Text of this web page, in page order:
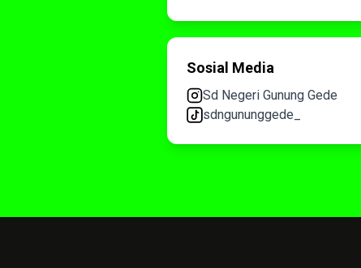
Sosial Media
Sd Negeri Gunung Gede
sdngununggede_